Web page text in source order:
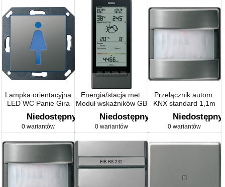
Lampka orientacyjna
LED WC Panie Gira
E22 naturalny stalowy
Niedostępny
0 wariantów
Energia/stacja met.
Moduł wskaźników GB
Gira E22 kolor nat.
stalowy
Niedostępny
0 wariantów
Przełącznik autom.
KNX standard 1,1m
Gira E22 kolor nat.
stalowy
Niedostępny
0 wariantów